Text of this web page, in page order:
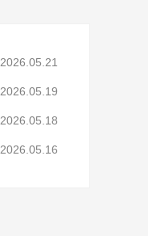
2026.05.21
2026.05.19
2026.05.18
2026.05.16